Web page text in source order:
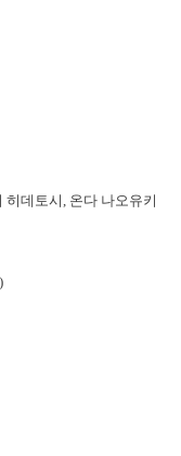
히데토시, 온다 나오유키
)